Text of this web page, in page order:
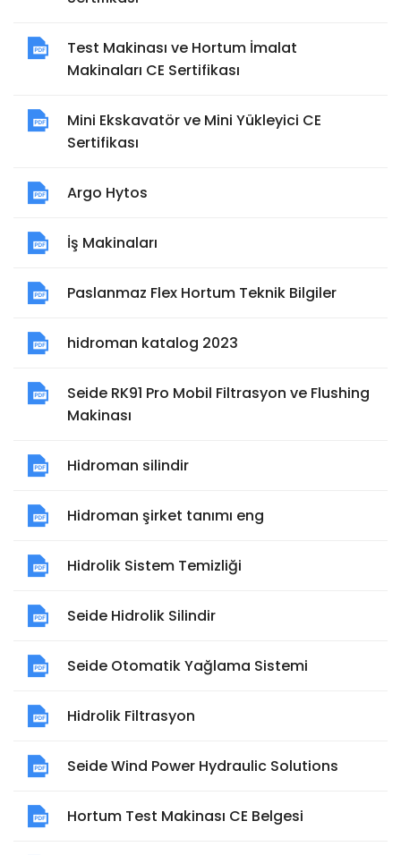
Test Makinası ve Hortum İmalat
Makinaları CE Sertifikası
Mini Ekskavatör ve Mini Yükleyici CE
Sertifikası
Argo Hytos
İş Makinaları
Paslanmaz Flex Hortum Teknik Bilgiler
hidroman katalog 2023
Seide RK91 Pro Mobil Filtrasyon ve Flushing
Makinası
Hidroman silindir
Hidroman şirket tanımı eng
Hidrolik Sistem Temizliği
Seide Hidrolik Silindir
Seide Otomatik Yağlama Sistemi
Hidrolik Filtrasyon
Seide Wind Power Hydraulic Solutions
Hortum Test Makinası CE Belgesi